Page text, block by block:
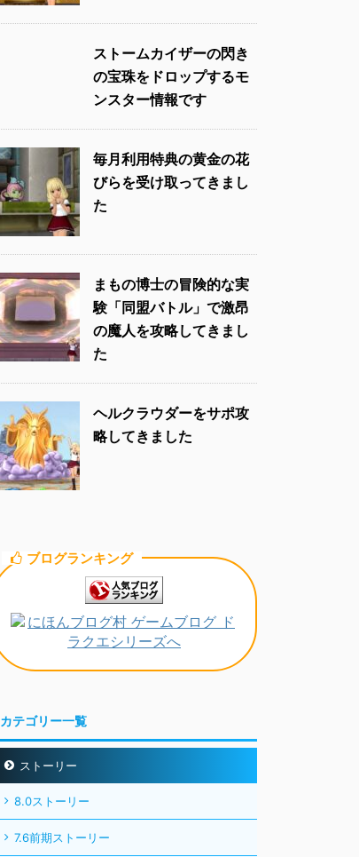
ストームカイザーの閃き
の宝珠をドロップするモ
ンスター情報です
毎月利用特典の黄金の花
びらを受け取ってきまし
た
まもの博士の冒険的な実
験「同盟バトル」で激昂
の魔人を攻略してきまし
た
ヘルクラウダーをサポ攻
略してきました
ブログランキング
カテゴリー一覧
ストーリー
8.0ストーリー
7.6前期ストーリー